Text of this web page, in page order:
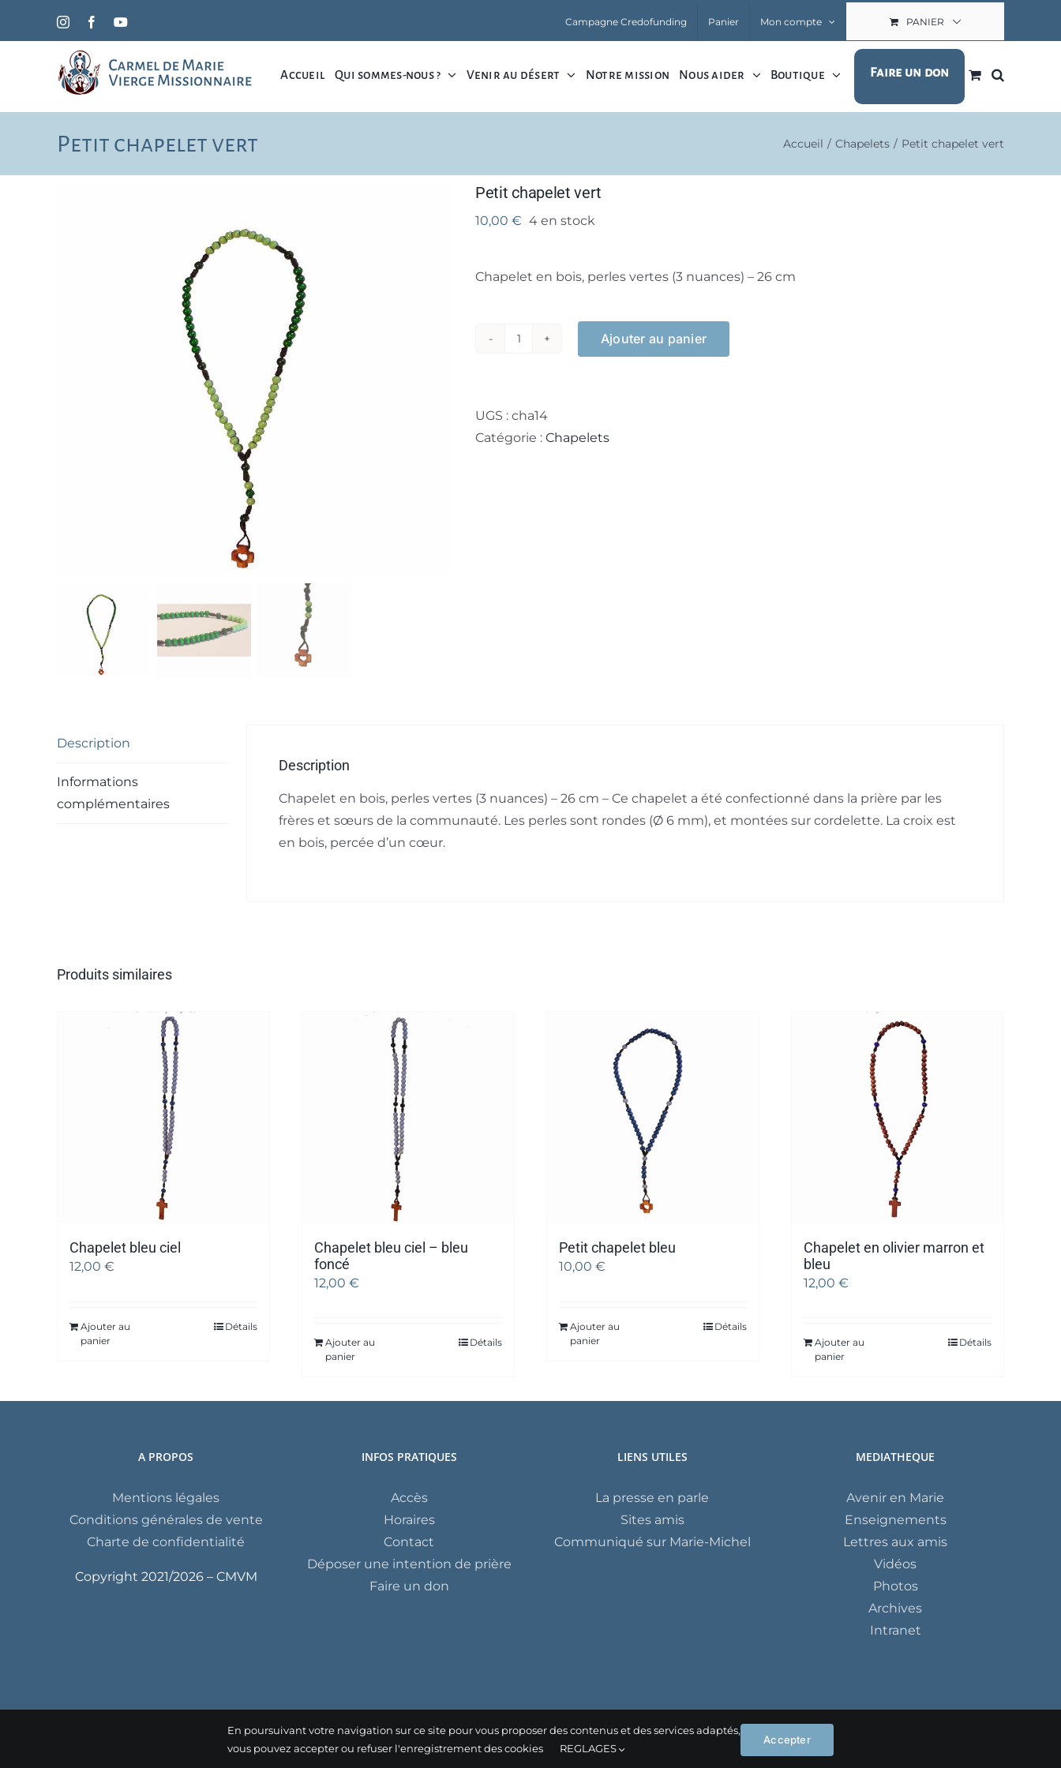
InstagramFacebookYouTube Campagne Credofunding Panier Mon compte PANIER
Accueil Qui sommes-nous ? Venir au désert Notre mission Nous aider Boutique Faire un don
Petit chapelet vert Accueil Chapelets Petit chapelet vert
Petit chapelet vert
10,00 € 4 en stock
Chapelet en bois, perles vertes (3 nuances) – 26 cm
chapelet
vert
Ajouter au panier
UGS : cha14
Catégorie : Chapelets
Description
Informations
complémentaires
Description
Chapelet en bois, perles vertes (3 nuances) – 26 cm – Ce chapelet a été confectionné dans la prière par les
frères et sœurs de la communauté. Les perles sont rondes (Ø 6 mm), et montées sur cordelette. La croix est
en bois, percée d’un cœur.
Produits similaires
Chapelet bleu ciel
12,00 €
Ajouter au
panier
Détails
Chapelet bleu ciel – bleu
foncé
12,00 €
Ajouter au
panier
Détails
Petit chapelet bleu
10,00 €
Ajouter au
panier
Détails
Chapelet en olivier marron et
bleu
12,00 €
Ajouter au
panier
Détails
A PROPOS
Mentions légales
Conditions générales de vente
Charte de confidentialité
Copyright 2021/2026 – CMVM
INFOS PRATIQUES
Accès
Horaires
Contact
Déposer une intention de prière
Faire un don
LIENS UTILES
La presse en parle
Sites amis
Communiqué sur Marie-Michel
MEDIATHEQUE
Avenir en Marie
Enseignements
Lettres aux amis
Vidéos
Photos
Archives
Intranet
En poursuivant votre navigation sur ce site pour vous proposer des contenus et des services adaptés,
vous pouvez accepter ou refuser l'enregistrement des cookies REGLAGES
Accepter